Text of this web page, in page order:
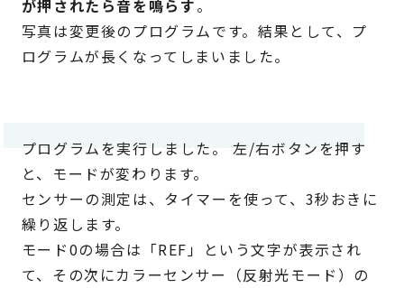
が押されたら音を鳴らす。
写真は変更後のプログラムです。結果として、プ
ログラムが長くなってしまいました。
プログラムを実行しました。 左/右ボタンを押す
と、モードが変わります。
センサーの測定は、タイマーを使って、3秒おきに
繰り返します。
モード0の場合は「REF」という文字が表示され
て、その次にカラーセンサー（反射光モード）の